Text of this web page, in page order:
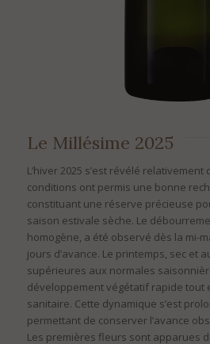
Le Millésime 2025
L’hiver 2025 s’est révélé
conditions ont permis une bonne
constituant une réserve précieuse
saison estivale sèche. Le
homogène, a été observé dès la mi-
jours d’avance. Le printemps, sec et
supérieures aux normales
développement végétatif rapide tout
sanitaire. Cette dynamique s’est
permettant de conserver l’avance
Les premières fleurs sont apparues